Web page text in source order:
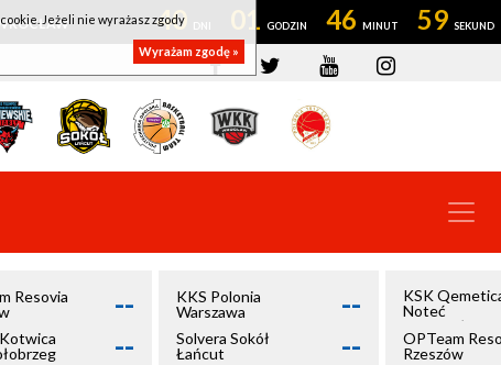
40 01 46 59
Resovia
--
--
KKS Polonia
Warszawa
--
Solvera Sokół
Łańcut
--
KSK
Noteć
Inowrocław
OPTeam
Rzeszów
Jeżeli nie wyrażasz zgody
Wyrażam zgodę »